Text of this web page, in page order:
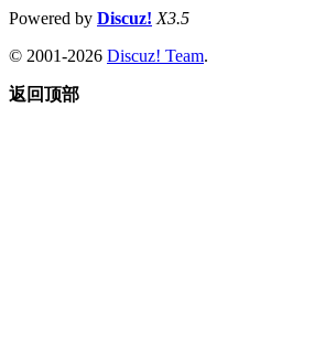
Powered by Discuz! X3.5
© 2001-2026 Discuz! Team.
返回顶部